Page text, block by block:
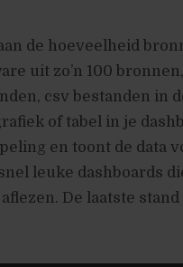
de hoeveelheid
uit zo’n 100 bronnen,
csv bestanden in
of tabel in je
en toont de data
leuke dashboards
De laatste